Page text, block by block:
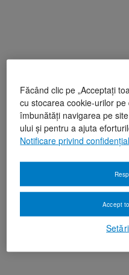
Făcând clic pe „Acceptați
cu stocarea cookie-urilor
îmbunătăți navigarea pe
ului și pentru a ajuta
Notificare privind
Accept